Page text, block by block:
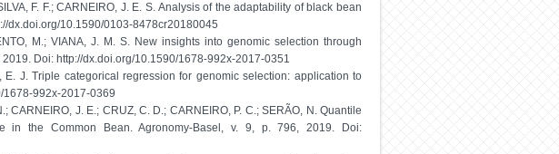
F. F.; CARNEIRO, J. E. S. Analysis of the adaptability of black bean
dx.doi.org/10.1590/0103-8478cr20180045
M.; VIANA, J. M. S. New insights into genomic selection through
Doi: http://dx.doi.org/10.1590/1678-992x-2017-0351
E. J. Triple categorical regression for genomic selection: application to
1678-992x-2017-0369
CARNEIRO, J. E.; CRUZ, C. D.; CARNEIRO, P. C.; SERÃO, N. Quantile
in the Common Bean. Agronomy-Basel, v. 9, p. 796, 2019. Doi: